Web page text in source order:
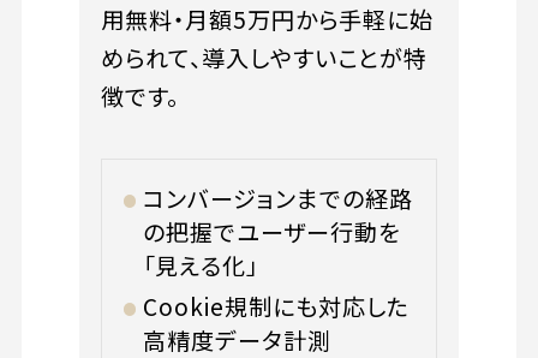
用無料・月額5万円から手軽に始
められて、導入しやすいことが特
徴です。
コンバージョンまでの経路
の把握でユーザー行動を
「見える化」
Cookie規制にも対応した
高精度データ計測